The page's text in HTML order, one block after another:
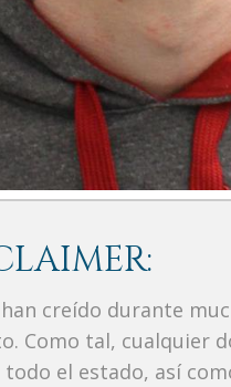
creído durante
Como tal, cualquier
el estado, así